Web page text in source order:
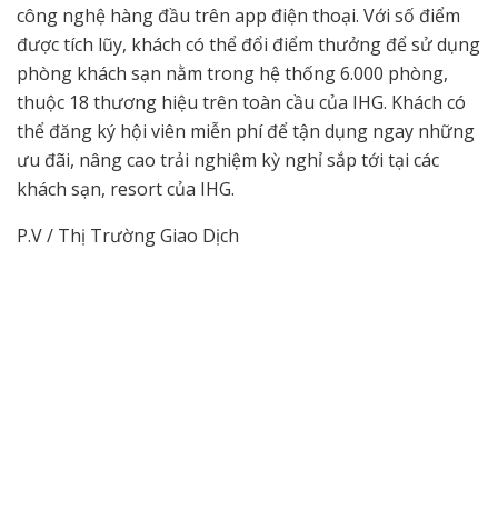
công nghệ hàng đầu trên app điện thoại. Với số điểm
được tích lũy, khách có thể đổi điểm thưởng để sử dụng
phòng khách sạn nằm trong hệ thống 6.000 phòng,
thuộc 18 thương hiệu trên toàn cầu của IHG. Khách có
thể đăng ký hội viên miễn phí để tận dụng ngay những
ưu đãi, nâng cao trải nghiệm kỳ nghỉ sắp tới tại các
khách sạn, resort của IHG.
P.V / Thị Trường Giao Dịch